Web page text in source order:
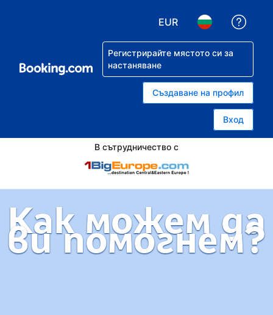
EUR
Регистрирайте мястото си за
настаняване
Създаване на профил
Вход
В сътрудничество с
Как можем да
ви помогнем?